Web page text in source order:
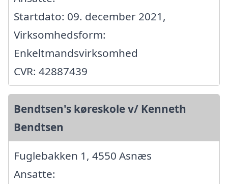
Startdato: 09. december 2021,
Virksomhedsform:
Enkeltmandsvirksomhed
CVR: 42887439
Bendtsen's køreskole v/ Kenneth
Bendtsen
Fuglebakken 1, 4550 Asnæs
Ansatte: